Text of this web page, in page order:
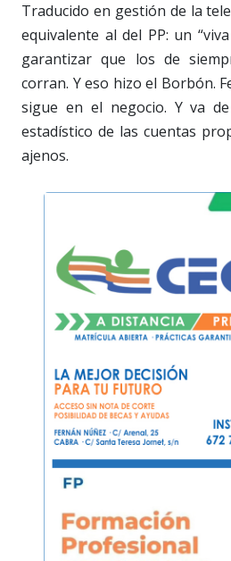
Traducido en gestión de la
equivalente al del PP: un
garantizar que los de
corran. Y eso hizo el Borbón.
sigue en el negocio. Y va
estadístico de las cuentas
ajenos.